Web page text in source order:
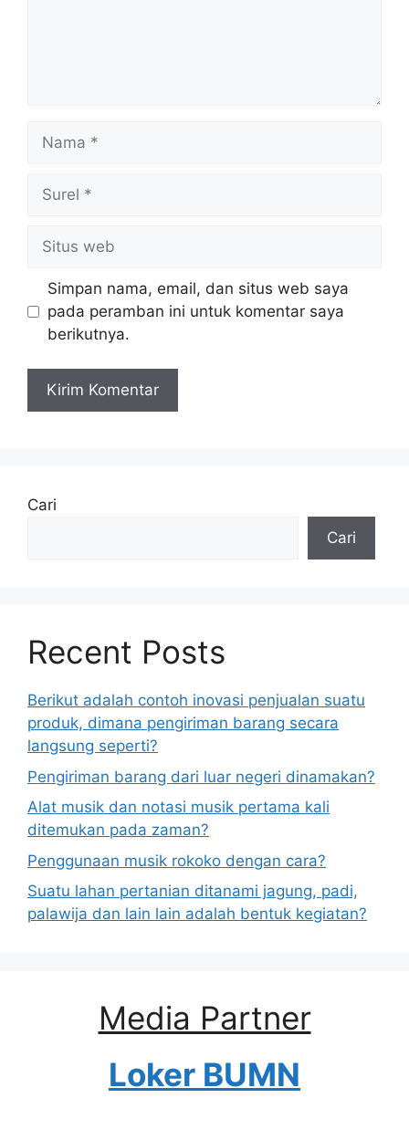
web
Simpan nama, email, dan situs web saya
pada peramban ini untuk komentar saya
berikutnya.
Cari
Cari
Recent Posts
Berikut adalah contoh inovasi penjualan suatu
produk, dimana pengiriman barang secara
langsung seperti?
Pengiriman barang dari luar negeri dinamakan?
Alat musik dan notasi musik pertama kali
ditemukan pada zaman?
Penggunaan musik rokoko dengan cara?
Suatu lahan pertanian ditanami jagung, padi,
palawija dan lain lain adalah bentuk kegiatan?
Media Partner
Loker BUMN